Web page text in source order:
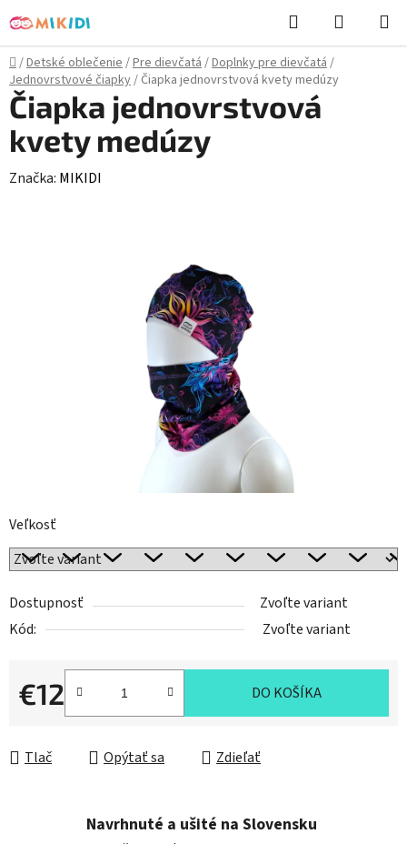
na
obsah
Hľadať
KOŠÍK
Domov
/Detské oblečenie/Pre dievčatá/Doplnky pre dievčatá/
Jednovrstvové čiapky/ Čiapka jednovrstvová kvety medúzy
Veľkosť
Dostupnosť
Zvoľte variant
Kód:
Zvoľte variant
€12
Jednotková cena:
DO KOŠÍKA
Tlač Opýtať sa Zdieľať
Čiapka jednovrstvová
kvety medúzy
Značka: MIKIDI
Navrhnuté a ušité na Slovensku